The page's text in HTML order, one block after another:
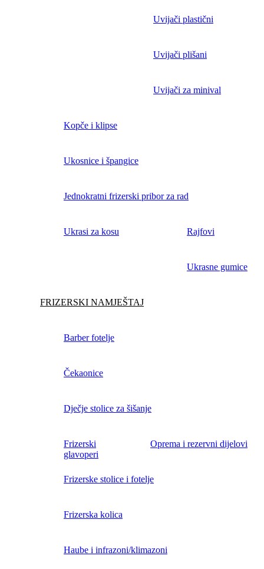
Uvijači plastični
Uvijači plišani
Uvijači za minival
Kopče i klipse
Ukosnice i špangice
Jednokratni frizerski pribor za rad
Ukrasi za kosu Rajfovi
Ukrasne gumice
FRIZERSKI NAMJEŠTAJ
Barber fotelje
Čekaonice
Dječje stolice za šišanje
Frizerski
glavoperi
Oprema i rezervni dijelovi
Frizerske stolice i fotelje
Frizerska kolica
Haube i infrazoni/klimazoni